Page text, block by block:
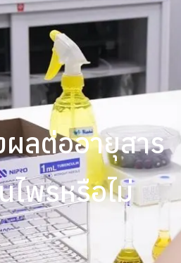
ลต่ออายุสาร
พรหรือไม่